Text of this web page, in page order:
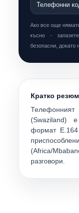
Телефонни
Ако все още
късно -
безопасни, докато
Кратко
(Swaziland)
формат
(Africa/
разговори.